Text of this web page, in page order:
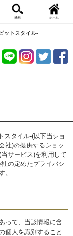
ットスタイル-
スタイル-(以下当ショ
社)の提供するショッ
(当サービス)を利用して
の定めたプライバシ
。
って、当該情報に含
個人を識別すること